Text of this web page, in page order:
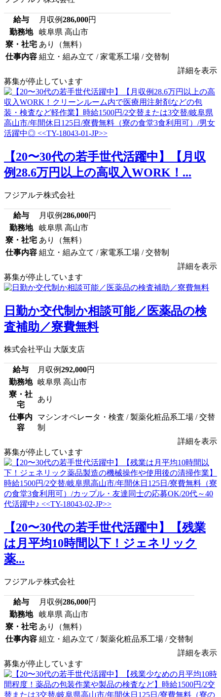
給与 月収例286,000円
勤務地
岐阜県 高山市
寮・社宅 あり（無料）
仕事内容 組立・組み立て / 家電系工場 / 交替制
詳細を表示
募集が停止しています
【20〜30代の若手世代活躍中】【月収
例28.6万円以上の高収入WORK！...
フジアルテ株式会社
給与 月収例286,000円
勤務地
岐阜県 高山市
寮・社宅 あり（無料）
仕事内容 組立・組み立て / 家電系工場 / 交替制
詳細を表示
募集が停止しています
日勤か交代制か相談可能／医薬品の検
査補助／寮費無料
株式会社平山 大阪支店
給与 月収例292,000円
勤務地
岐阜県 高山市
寮・社
宅
あり
仕事内
容
マシンオペレータ・検査 / 製薬化粧品系工場 / 交替
制
詳細を表示
募集が停止しています
【20〜30代の若手世代活躍中】【残業
は月平均10時間以下！ジェネリック
薬...
フジアルテ株式会社
給与 月収例286,000円
勤務地
岐阜県 高山市
寮・社宅 あり（無料）
仕事内容 組立・組み立て / 製薬化粧品系工場 / 交替制
詳細を表示
募集が停止しています